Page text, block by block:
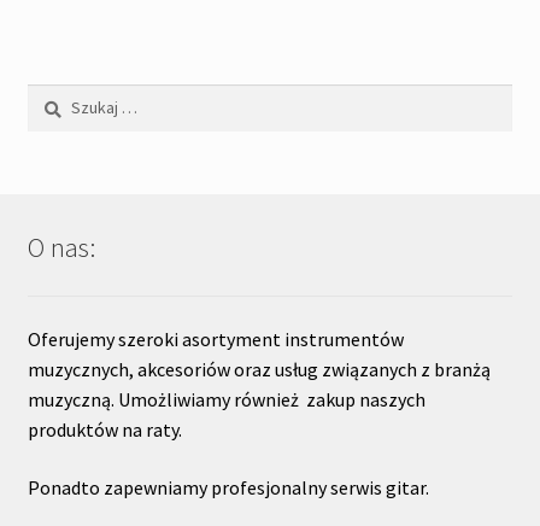
Szukaj:
O nas:
Oferujemy szeroki asortyment instrumentów
muzycznych, akcesoriów oraz usług związanych z branżą
muzyczną. Umożliwiamy również zakup naszych
produktów na raty.
Ponadto zapewniamy profesjonalny serwis gitar.